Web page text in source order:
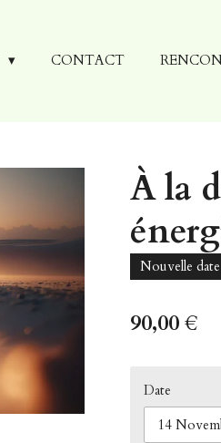
CONTACT
À la
Nouvelle date
90,00 €
Date